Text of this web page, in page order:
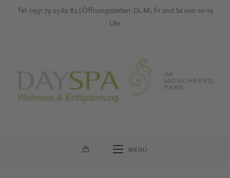
Tel. 0931 79 03 62 82 | Öffnungszeiten: Di, Mi, Fr und Sa von 10-19
Uhr
MENÜ